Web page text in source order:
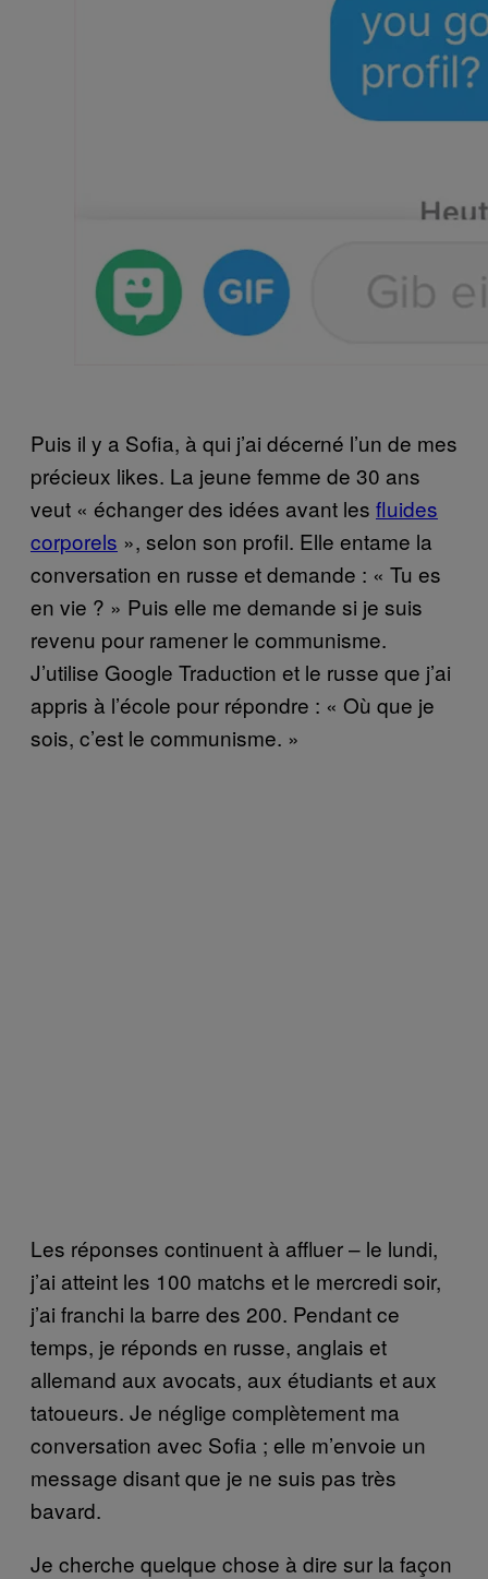
Puis il y a Sofia, à qui j’ai décerné l’un de mes
précieux likes. La jeune femme de 30 ans
veut « échanger des idées avant les fluides
corporels », selon son profil. Elle entame la
conversation en russe et demande : « Tu es
en vie ? » Puis elle me demande si je suis
revenu pour ramener le communisme.
J’utilise Google Traduction et le russe que j’ai
appris à l’école pour répondre : « Où que je
sois, c’est le communisme. »
Les réponses continuent à affluer – le lundi,
j’ai atteint les 100 matchs et le mercredi soir,
j’ai franchi la barre des 200. Pendant ce
temps, je réponds en russe, anglais et
allemand aux avocats, aux étudiants et aux
tatoueurs. Je néglige complètement ma
conversation avec Sofia ; elle m’envoie un
message disant que je ne suis pas très
bavard.
Je cherche quelque chose à dire sur la façon